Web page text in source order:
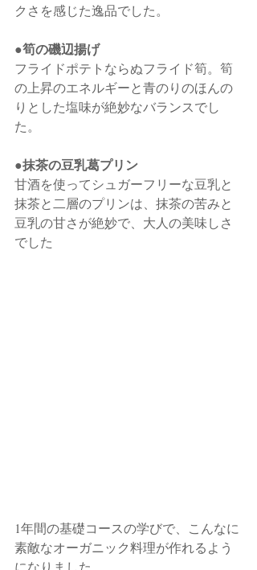
クさを感じた逸品でした。
●筍の磯辺揚げ
フライドポテトならぬフライド筍。筍
の上昇のエネルギーと青のりのほんの
りとした塩味が絶妙なバランスでし
た。
●抹茶の豆乳葛プリン
甘酒を使ってシュガーフリーな豆乳と
抹茶と二層のプリンは、抹茶の苦みと
豆乳の甘さが絶妙で、大人の美味しさ
でした
1年間の基礎コースの学びで、こんなに
素敵なオーガニック料理が作れるよう
になりました。